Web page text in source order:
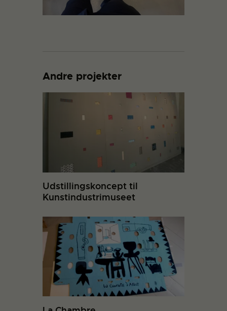
Andre projekter
Udstillingskoncept til
Kunstindustrimuseet